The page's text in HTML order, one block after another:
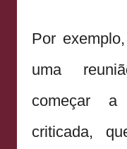
Por
uma
começar
criticada,